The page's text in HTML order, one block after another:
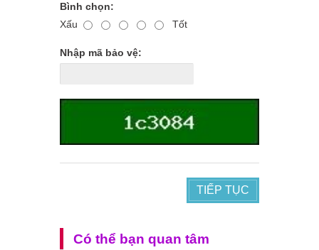
Bình chọn:
Xấu
Tốt
Nhập mã bảo vệ:
TIẾP TỤC
Có thể bạn quan tâm